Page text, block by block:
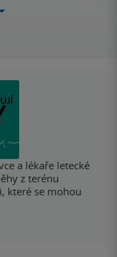
a lékaře letecké
z terénu
které se mohou